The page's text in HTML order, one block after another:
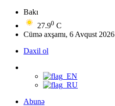
Bakı
27.90 C
Cümə axşamı, 6 Avqust 2026
Daxil ol
Abunə